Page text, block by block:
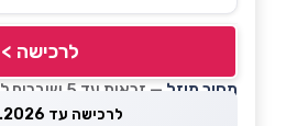
לרכישה >
מחיר מוזל — זכאות עד 5 שוברים לחודש קלנדרי
לרכישה עד 31.08.2026